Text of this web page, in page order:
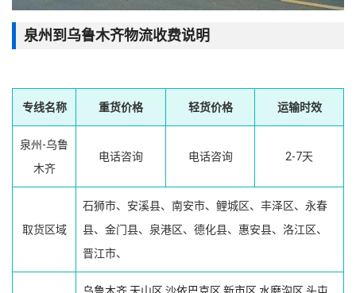
泉州到乌鲁木齐物流收费说明
专线名称 重货价格 轻货价格 运输时效
泉州-乌鲁
木齐
电话咨询 电话咨询 2-7天
取货区域
石狮市、安溪县、南安市、鲤城区、丰泽区、永春
县、金门县、泉港区、德化县、惠安县、洛江区、
晋江市、
乌鲁木齐 天山区 沙依巴克区 新市区 水磨沟区 头屯